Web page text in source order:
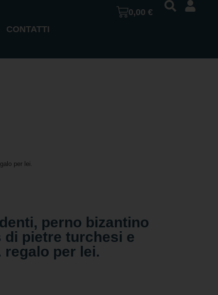
CONTATTI
0,00€
per lei.
perno bizantino
di pietre turchesi e
per lei.